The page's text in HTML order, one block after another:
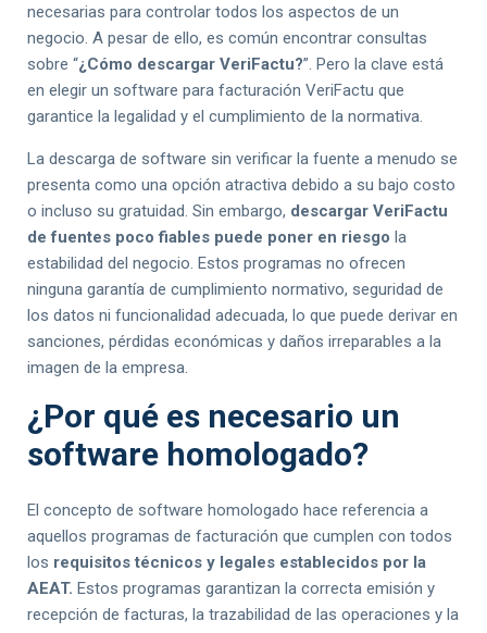
necesarias para controlar todos los aspectos de un
negocio. A pesar de ello, es común encontrar consultas
sobre “¿Cómo descargar VeriFactu?”. Pero la clave está
en elegir un software para facturación VeriFactu que
garantice la legalidad y el cumplimiento de la normativa.
La descarga de software sin verificar la fuente a menudo se
presenta como una opción atractiva debido a su bajo costo
o incluso su gratuidad. Sin embargo, descargar VeriFactu
de fuentes poco fiables puede poner en riesgo la
estabilidad del negocio. Estos programas no ofrecen
ninguna garantía de cumplimiento normativo, seguridad de
los datos ni funcionalidad adecuada, lo que puede derivar en
sanciones, pérdidas económicas y daños irreparables a la
imagen de la empresa.
¿Por qué es necesario un
software homologado?
El concepto de software homologado hace referencia a
aquellos programas de facturación que cumplen con todos
los requisitos técnicos y legales establecidos por la
AEAT. Estos programas garantizan la correcta emisión y
recepción de facturas, la trazabilidad de las operaciones y la